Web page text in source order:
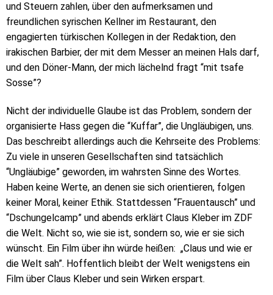
und Steuern zahlen, über den aufmerksamen und
freundlichen syrischen Kellner im Restaurant, den
engagierten türkischen Kollegen in der Redaktion, den
irakischen Barbier, der mit dem Messer an meinen Hals darf,
und den Döner-Mann, der mich lächelnd fragt “mit tsafe
Sosse”?
Nicht der individuelle Glaube ist das Problem, sondern der
organisierte Hass gegen die “Kuffar”, die Ungläubigen, uns.
Das beschreibt allerdings auch die Kehrseite des Problems:
Zu viele in unseren Gesellschaften sind tatsächlich
“Ungläubige” geworden, im wahrsten Sinne des Wortes.
Haben keine Werte, an denen sie sich orientieren, folgen
keiner Moral, keiner Ethik. Stattdessen “Frauentausch” und
“Dschungelcamp” und abends erklärt Claus Kleber im ZDF
die Welt. Nicht so, wie sie ist, sondern so, wie er sie sich
wünscht. Ein Film über ihn würde heißen: „Claus und wie er
die Welt sah”. Hoffentlich bleibt der Welt wenigstens ein
Film über Claus Kleber und sein Wirken erspart.